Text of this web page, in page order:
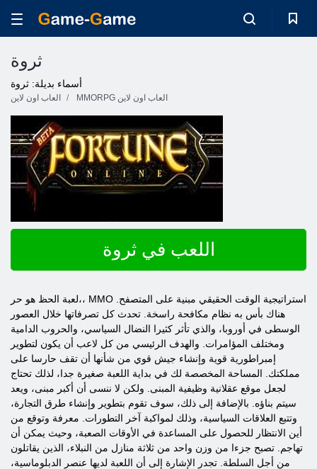
ثروة
أسماء بديلة: ثروة
العاب اون لاين MMORPG العاب اون لاين
اللعب في ثروة
لعبة الحظ هو حر،، MMO استراتيجية الوقت الحقيقي مبنية على المتصفح.
هناك بأس به نظام مكافحة راسخة. تحدث كل تصرفاتها خلال العصور
الوسطى في أوروبا، والذي تأثر كثيرا النضال السياسي، والحروب الدامية
ومختلف المؤامرات. والهدف الرئيسي من كل لاعب أن يكون لتطوير
إمبراطورية قوية وإنشاء جيش قوي من شأنها أن تقف حارسا على
مملكتك. المساحة المخصصة لك في بداية اللعبة صغيرة جدا، لذلك تحتاج
لجعل موقع عقلانية وظيفية المبنى. ولكن لا ننسى أن أكبر مبنى، ويعد
سيتم بناؤه. بالإضافة إلى ذلك، سوف تقوم بتطوير وإنشاء طرق التجارة،
وتتبع العلاقات السياسية، وذلك لمواكبة آخر التطورات. معرفة وتوقع من
أين الانتظار للحصول على المساعدة في الأوقات الصعبة، وحيث يمكن أن
تهاجم. تصبح جزءا من وزن واحد من ثلاثة منازل من النبلاء، الذين يقاتلون
من أجل السلطة. تجدر الإشارة إلى أن اللعبة لديها عنصر الدبلوماسية،